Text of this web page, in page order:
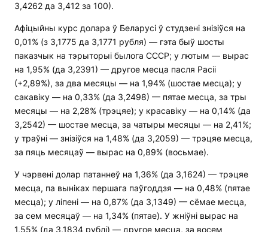
3,4262 да 3,412 за 100).
Афіцыйны курс долара ў Беларусі ў студзені знізіўся на
0,01% (з 3,1775 да 3,1771 рубля) — гэта быў шосты
паказчык на тэрыторыі былога СССР; у лютым — вырас
на 1,95% (да 3,2391) — другое месца пасля Расіі
(+2,89%), за два месяцы — на 1,94% (шостае месца); у
сакавіку — на 0,33% (да 3,2498) — пятае месца, за тры
месяцы — на 2,28% (трэцяе); у красавіку — на 0,14% (да
3,2542) — шостае месца, за чатыры месяцы — на 2,41%;
у траўні — знізіўся на 1,48% (да 3,2059) — трэцяе месца,
за пяць месяцаў — вырас на 0,89% (восьмае).
У чэрвені долар патаннеў на 1,36% (да 3,1624) — трэцяе
месца, па выніках першага паўгоддзя — на 0,48% (пятае
месца); у ліпені — на 0,87% (да 3,1349) — сёмае месца,
за сем месяцаў — на 1,34% (пятае). У жніўні вырас на
1,55% (да 3,1834 рублі) — другое месца, за восем